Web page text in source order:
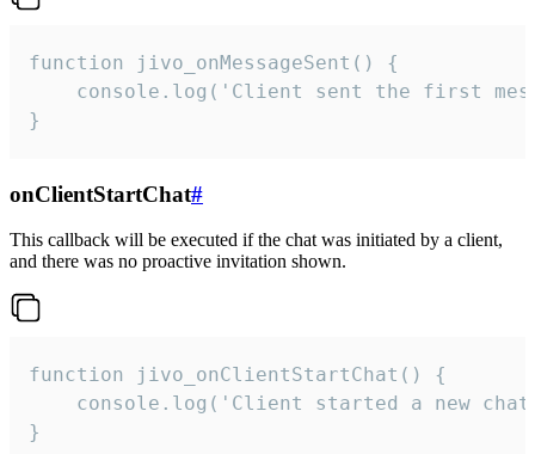
function jivo_onMessageSent() {
console.log('Client sent the first
}
onClientStartChat#
This callback will be executed if the chat was initiated by a client,
and there was no proactive invitation shown.
function jivo_onClientStartChat() {
console.log('Client started a new
}